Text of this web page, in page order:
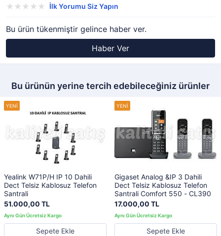
İlk Yorumu Siz Yapın
Bu ürün tükenmiştir gelince haber ver.
Haber Ver
Bu ürünün yerine tercih edebileceğiniz ürünler
Yealink W71P/H IP 10 Dahili
Dect Telsiz Kablosuz Telefon
Santrali
51.000,00 TL
Sepete Ekle
Gigaset Analog &IP 3 Dahili
Dect Telsiz Kablosuz Telefon
Santrali Comfort 550 - CL390
17.000,00 TL
Sepete Ekle